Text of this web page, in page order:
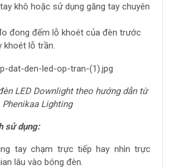
khô hoặc sử dụng găng tay chuyên
đong đếm lỗ khoét của đèn trước
khoét lỗ trần.
LED Downlight theo hướng dẫn từ
Phenikaa Lighting
sử dụng:
tay chạm trực tiếp hay nhìn trực
lâu vào bóng đèn.